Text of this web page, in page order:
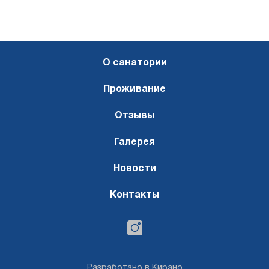
О санатории
Проживание
Отзывы
Галерея
Новости
Контакты